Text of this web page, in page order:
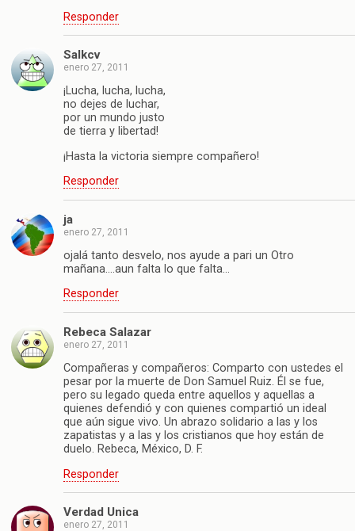
Responder
Salkcv
enero 27, 2011
¡Lucha, lucha, lucha,
no dejes de luchar,
por un mundo justo
de tierra y libertad!
¡Hasta la victoria siempre compañero!
Responder
ja
enero 27, 2011
ojalá tanto desvelo, nos ayude a pari un Otro
mañana….aun falta lo que falta…
Responder
Rebeca Salazar
enero 27, 2011
Compañeras y compañeros: Comparto con ustedes el
pesar por la muerte de Don Samuel Ruiz. Él se fue,
pero su legado queda entre aquellos y aquellas a
quienes defendió y con quienes compartió un ideal
que aún sigue vivo. Un abrazo solidario a las y los
zapatistas y a las y los cristianos que hoy están de
duelo. Rebeca, México, D. F.
Responder
Verdad Unica
enero 27, 2011